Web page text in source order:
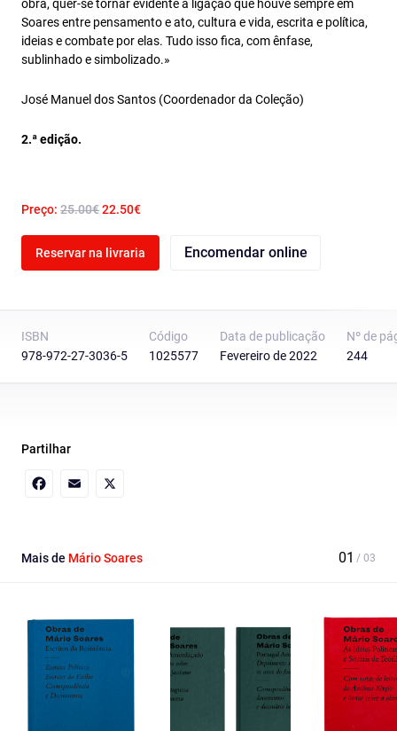
obra, quer-se tornar evidente a ligação que houve sempre em
Soares entre pensamento e ato, cultura e vida, escrita e política,
ideias e combate por elas. Tudo isso fica, com ênfase,
sublinhado e simbolizado.»
José Manuel dos Santos (Coordenador da Coleção)
2.ª edição.
Preço: 25.00€22.50€
Reservar na livraria Encomendar online
ISBN
978-972-27-3036-5
Código
1025577
Data de publicação
Fevereiro de 2022
Nº de
244
Partilhar
Mais de Mário Soares